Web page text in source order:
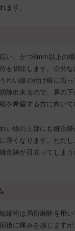
ます。
い、かつ8mm以上の
を切除します。余分
れい線の付け根に沿っ
除出来るので、鼻の
を希望する方に向いて
い線の上部にも縫合跡
薄くなります。ただ
合跡が目立ってしま
縮術は局所麻酔を用
後に痛みを感じます